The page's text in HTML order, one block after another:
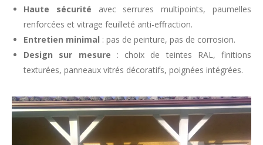
Haute sécurité avec serrures multipoints, paumelles
renforcées et vitrage feuilleté anti-effraction.
Entretien minimal : pas de peinture, pas de corrosion.
Design sur mesure : choix de teintes RAL, finitions
texturées, panneaux vitrés décoratifs, poignées intégrées.